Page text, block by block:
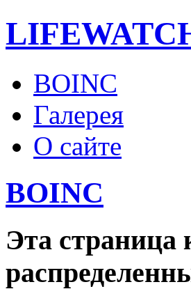
LIFE
BOINC
Галерея
О сайте
BOINC
Эта